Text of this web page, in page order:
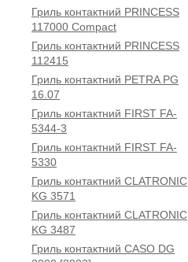
Гриль контактний PRINCESS
117000 Compact
Гриль контактний PRINCESS
112415
Гриль контактний PETRA PG
16.07
Гриль контактний FIRST FA-
5344-3
Гриль контактний FIRST FA-
5330
Гриль контактний CLATRONIC
KG 3571
Гриль контактний CLATRONIC
KG 3487
Гриль контактний CASO DG